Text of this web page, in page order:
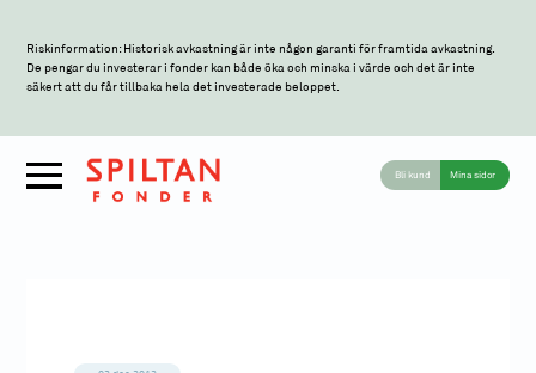
Riskinformation: Historisk avkastning är inte någon garanti för framtida avkastning.
De pengar du investerar i fonder kan både öka och minska i värde och det är inte
säkert att du får tillbaka hela det investerade beloppet.
Bli kund Mina sidor